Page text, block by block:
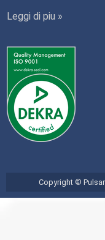
Leggi di piu »
Copyright ©